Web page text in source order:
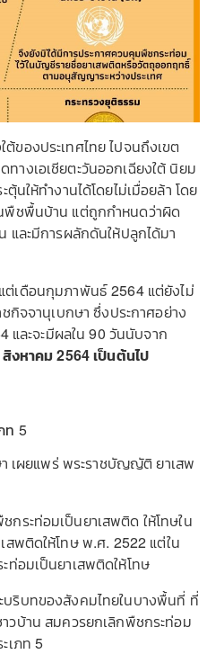
องประเทศไทย ไปจนถึงเขต
างเอเชียตะวันออกเฉียงใต้ นิยม
นให้ทำงานได้โดยไม่เมื่อยล้า โดย
พืชพื้นบ้าน แต่ถูกกำหนดว่าผิด
และมีการผลักดันให้ปลูกได้มา
เดือนกุมภาพันธ์ 2564 แต่ยังไม่
กิจจานุเบกษา ซึ่งประกาศอย่าง
และจะมีผลใน 90 วันนับจาก
งหาคม 2564 เป็นต้นไป
ท 5
เผยแพร่ พระราชบัญญัติ ยาเสพ
ระท่อมเป็นยาเสพติด ให้โทษใน
พติดให้โทษ พ.ศ. 2522 แต่ใน
ท่อมเป็นยาเสพติดให้โทษ
ริบทของสังคมไทยในบางพื้นที่ ที่
วบ้าน สมควรยกเลิกพืชกระท่อม
เภท 5